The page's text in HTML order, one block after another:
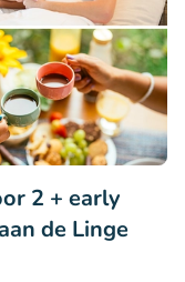
2 + early
de Linge